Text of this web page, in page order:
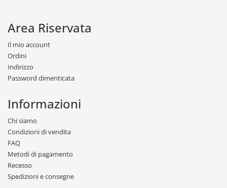
Area Riservata
Il mio account
Ordini
Indirizzo
Password dimenticata
Informazioni
Chi siamo
Condizioni di vendita
FAQ
Metodi di pagamento
Recesso
Spedizioni e consegne